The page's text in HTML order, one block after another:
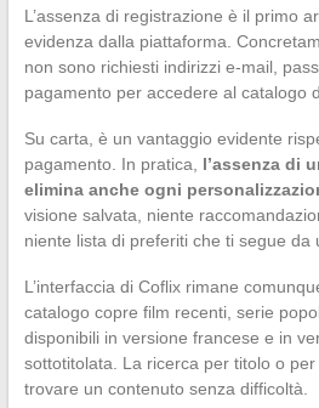
L’assenza di registrazione è il primo
evidenza dalla piattaforma.
non sono richiesti indirizzi e-mail,
pagamento per accedere al catalogo
Su carta, è un vantaggio evidente
pagamento. In pratica, l’assenza di
elimina anche ogni
visione salvata, niente
niente lista di preferiti che ti segue da
L’interfaccia di Coflix rimane
catalogo copre film recenti, serie
disponibili in versione francese e in
sottotitolata. La ricerca per titolo o
trovare un contenuto senza difficoltà.